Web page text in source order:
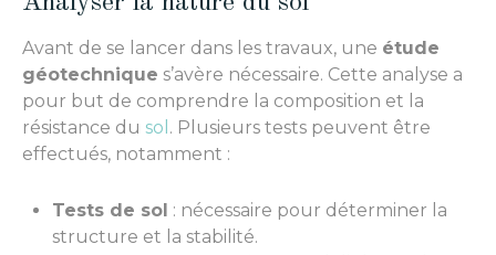
Avant de se lancer dans les travaux, une étude
géotechnique s’avère nécessaire. Cette analyse a
pour but de comprendre la composition et la
résistance du sol . Plusieurs tests peuvent être
effectués, notamment :
Tests de sol : nécessaire pour déterminer la
structure et la stabilité.